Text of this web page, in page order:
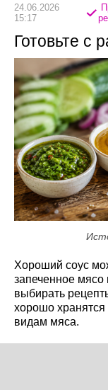
24.06.2026
15:17
Готовьте с
Хороший соус
запеченное мясо
выбирать
хорошо хранятся
видам мяса.